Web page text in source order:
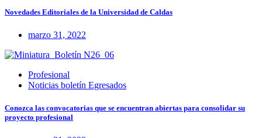
Novedades Editoriales de la Universidad de Caldas
marzo 31, 2022
Profesional
Noticias boletín Egresados
Conozca las convocatorias que se encuentran abiertas para consolidar su
proyecto profesional